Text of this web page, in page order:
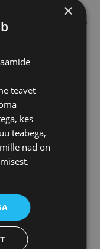
üle EL määrustes
st kümnendal
muudatustest.
Ettevõtjatelt
Kaubanduskoja
×
teavet
kes
teabega,
nad on